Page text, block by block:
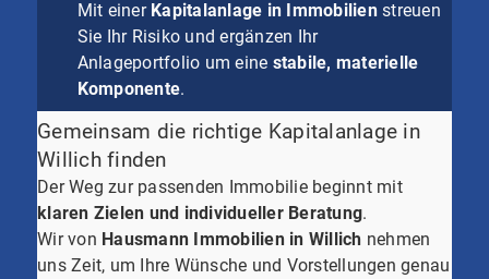
Mit einer Kapitalanlage in Immobilienstreuen
Sie Ihr Risiko und ergänzen Ihr
Anlageportfolio um eine stabile, materielle
Komponente.
Gemeinsam die richtige Kapitalanlage in
Willich finden
Der Weg zur passenden Immobilie beginnt mit
klaren Zielen und individueller Beratung.
Wir von Hausmann Immobilien in Willich nehmen
uns Zeit, um Ihre Wünsche und Vorstellungen genau